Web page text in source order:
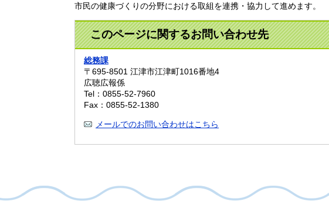
市民の健康づくりの分野における取組を連携・協力して進めます。
このページに関するお問い合わせ先
総務課
〒695-8501 江津市江津町1016番地4
広聴広報係
Tel：0855-52-7960
Fax：0855-52-1380
メールでのお問い合わせはこちら